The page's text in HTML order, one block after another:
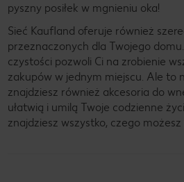
pyszny posiłek w mgnieniu oka!
Sieć Kaufland oferuje również
przeznaczonych dla Twojego
czystości pozwoli Ci na zrobienie
zakupów w jednym miejscu. Ale to
znajdziesz również akcesoria do
ułatwią i umilą Twoje codzienne
znajdziesz wszystko, czego